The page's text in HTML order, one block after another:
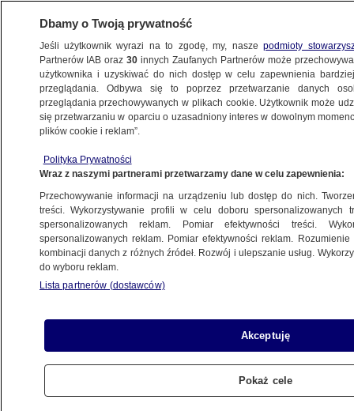
METEO
ŚWIAT
Złapali go po kilku dniach
Agnieszka Stradecka
9.06.2026, 15:19
Posłuchaj artykułu
Czyta lektor AI
Dbamy o Twoją prywatność
Jeśli użytkownik wyrazi na to zgodę, my, naszepodmioty
Partnerów IAB oraz30 innych Zaufanych Partnerów może
użytkownika i uzyskiwać do nich dostęp w celu zapewnienia
przeglądania. Odbywa się to poprzez przetwarzanie danych
przeglądania przechowywanych w plikach cookie. Użytkownik może
się przetwarzaniu w oparciu o uzasadniony interes w dowolnym
plików cookie i reklam”.
Polityka Prywatności
Wraz z naszymi partnerami przetwarzamy dane w celu zapewnienia:
Przechowywanie informacji na urządzeniu lub dostęp do nich.
treści. Wykorzystywanie profili w celu doboru spersonalizowanych
spersonalizowanych reklam. Pomiar efektywności treści.
spersonalizowanych reklam. Pomiar efektywności reklam.
kombinacji danych z różnych źródeł. Rozwój i ulepszanie usług.
do wyboru reklam.
Lista partnerów (dostawców)
Akceptuję
Pokaż cele